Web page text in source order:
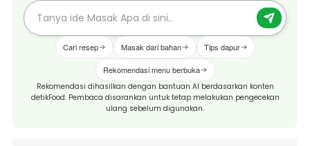
Cari resep Masak dari bahan Tips dapur
Rekomendasi menu berbuka
Rekomendasi dihasilkan dengan bantuan AI berdasarkan konten
detikFood. Pembaca disarankan untuk tetap melakukan pengecekan
ulang sebelum digunakan.